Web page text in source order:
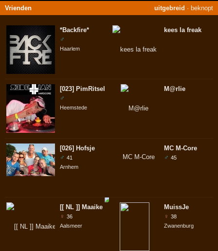
Vrienden uitgebreid · beknopt
*Backfire*
♂
Haarlem
[023] PimRitsel
♂
Heemstede
[026] Hofsje
♂ 41
Arnhem
[[ NL ]] Maaike
♀ 36
Aalsmeer
kees la freak
M@rlie
MC M-Core
♂ 45
MuissJe
♀ 38
Zwanenburg